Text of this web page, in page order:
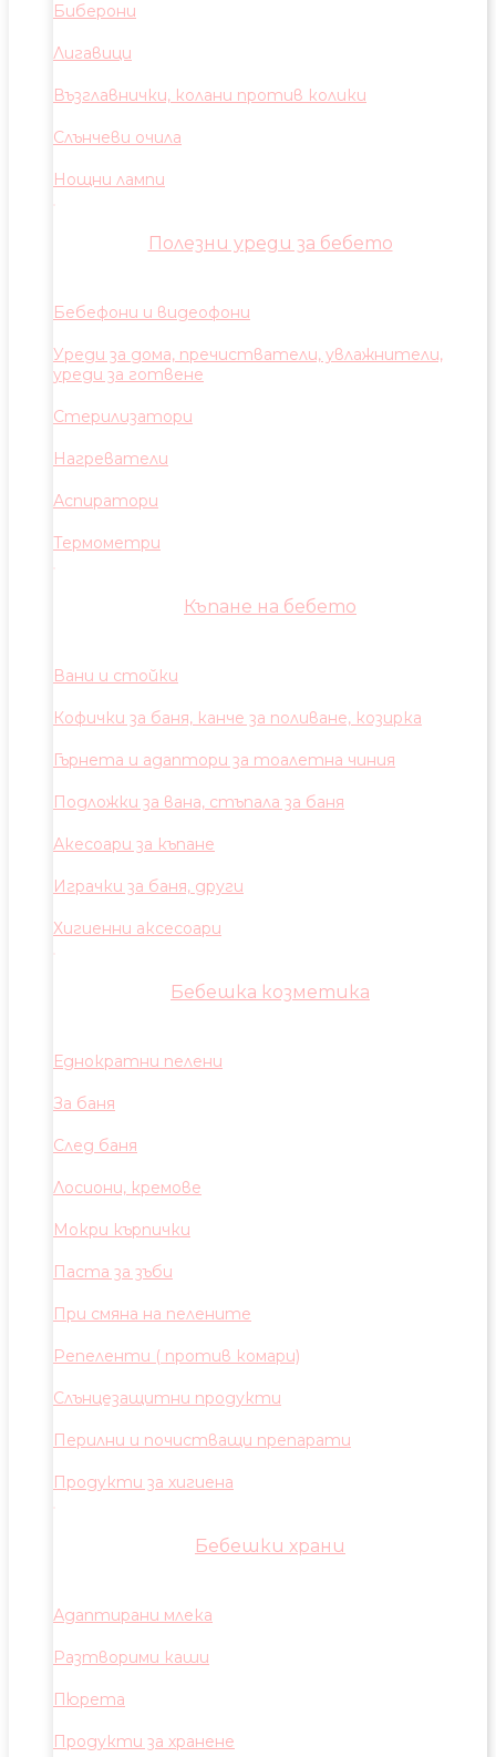
Биберони
Лигавици
Възглавнички, колани против колики
Слънчеви очила
Нощни лампи
Полезни уреди за бебето
Бебефони и видеофони
Уреди за дома, пречистватели, увлажнители,
уреди за готвене
Стерилизатори
Нагреватели
Аспиратори
Термометри
Къпане на бебето
Вани и стойки
Кофички за баня, канче за поливане, козирка
Гърнета и адаптори за тоалетна чиния
Подложки за вана, стъпала за баня
Акесоари за къпане
Играчки за баня, други
Хигиенни аксесоари
Бебешка козметика
Еднократни пелени
За баня
След баня
Лосиони, кремове
Мокри кърпички
Паста за зъби
При смяна на пелените
Репеленти ( против комари)
Слънцезащитни продукти
Перилни и почистващи препарати
Продукти за хигиена
Бебешки храни
Адаптирани млека
Разтворими каши
Пюрета
Продукти за хранене